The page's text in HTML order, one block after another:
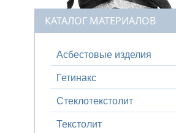
КАТАЛОГ МАТЕРИАЛОВ
Асбестовые изделия
Гетинакс
Стеклотекстолит
Текстолит